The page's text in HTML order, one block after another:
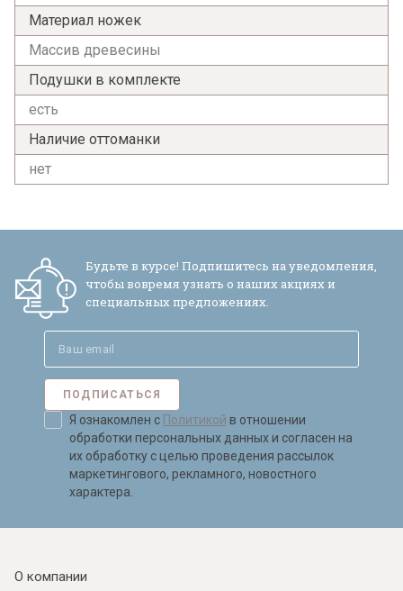
Материал ножек
Массив древесины
Подушки в комплекте
есть
Наличие оттоманки
нет
Будьте в курсе! Подпишитесь на уведомления,
чтобы вовремя узнать о наших акциях и
специальных предложениях.
ПОДПИСАТЬСЯ
Я ознакомлен с Политикой в отношении
обработки персональных данных и согласен на
их обработку с целью проведения рассылок
маркетингового, рекламного, новостного
характера.
О компании